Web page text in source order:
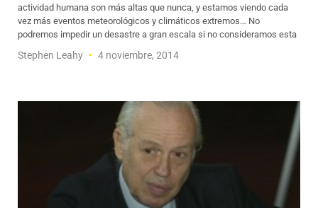
actividad humana son más altas que nunca, y estamos viendo cada
vez más eventos meteorológicos y climáticos extremos… No
podremos impedir un desastre a gran escala si no consideramos esta
Stephen Leahy 4 noviembre, 2014